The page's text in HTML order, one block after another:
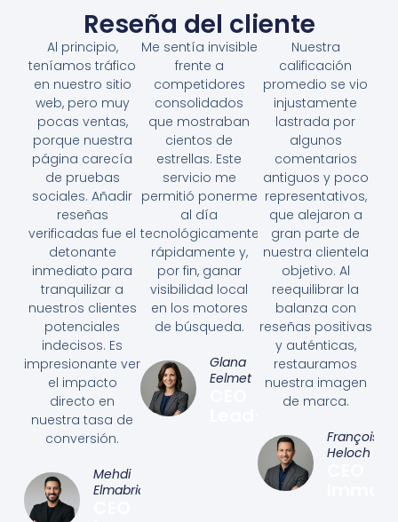
Reseña del cliente
Al principio,
teníamos tráfico
en nuestro sitio
web, pero muy
pocas ventas,
porque nuestra
página carecía
de pruebas
sociales. Añadir
reseñas
verificadas fue el
detonante
inmediato para
tranquilizar a
nuestros clientes
potenciales
indecisos. Es
impresionante ver
el impacto
directo en
nuestra tasa de
conversión.
Mehdi
Elmabrick
Me sentía invisible
frente a
competidores
consolidados
que mostraban
cientos de
estrellas. Este
servicio me
permitió ponerme
al día
tecnológicamente
rápidamente y,
por fin, ganar
visibilidad local
en los motores
de búsqueda.
Glana
Eelmet
Nuestra
calificación
promedio se vio
injustamente
lastrada por
algunos
comentarios
antiguos y poco
representativos,
que alejaron a
gran parte de
nuestra clientela
objetivo. Al
reequilibrar la
balanza con
reseñas positivas
y auténticas,
restauramos
nuestra imagen
de marca.
François
Heloch